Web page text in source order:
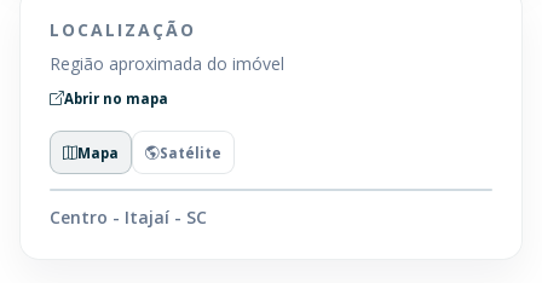
LOCALIZAÇÃO
Região aproximada do imóvel
Abrir no mapa
Mapa Satélite
Centro - Itajaí - SC